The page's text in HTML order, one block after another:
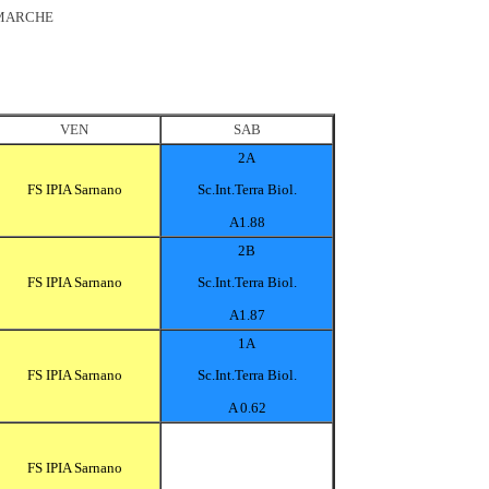
VEN SAB
FS IPIA Sarnano
2A
Sc.Int.Terra Biol.
A1.88
FS IPIA Sarnano
2B
Sc.Int.Terra Biol.
A1.87
FS IPIA Sarnano
1A
Sc.Int.Terra Biol.
A 0.62
FS IPIA Sarnano